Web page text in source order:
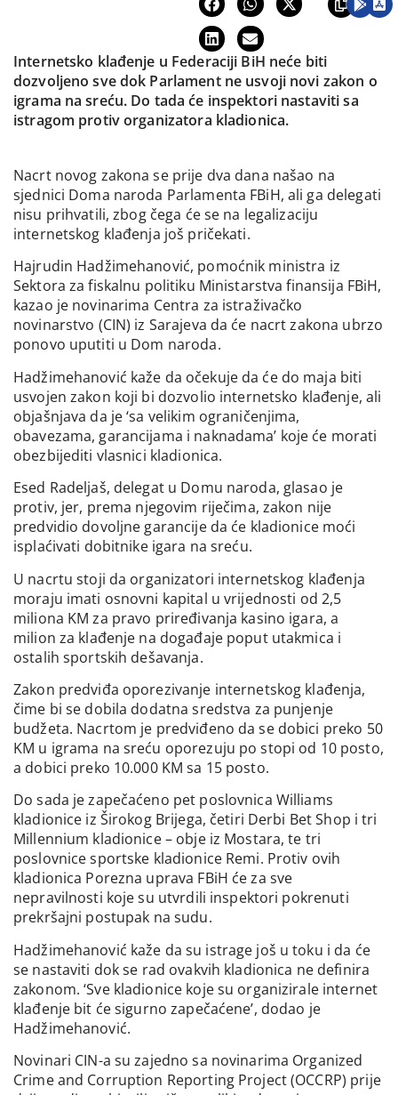
Internetsko klađenje u Federaciji BiH neće biti
dozvoljeno sve dok Parlament ne usvoji novi zakon o
igrama na sreću. Do tada će inspektori nastaviti sa
istragom protiv organizatora kladionica.
Nacrt novog zakona se prije dva dana našao na
sjednici Doma naroda Parlamenta FBiH, ali ga delegati
nisu prihvatili, zbog čega će se na legalizaciju
internetskog klađenja još pričekati.
Hajrudin Hadžimehanović, pomoćnik ministra iz
Sektora za fiskalnu politiku Ministarstva finansija FBiH,
kazao je novinarima Centra za istraživačko
novinarstvo (CIN) iz Sarajeva da će nacrt zakona ubrzo
ponovo uputiti u Dom naroda.
Hadžimehanović kaže da očekuje da će do maja biti
usvojen zakon koji bi dozvolio internetsko klađenje, ali
objašnjava da je ‘sa velikim ograničenjima,
obavezama, garancijama i naknadama’ koje će morati
obezbijediti vlasnici kladionica.
Esed Radeljaš, delegat u Domu naroda, glasao je
protiv, jer, prema njegovim riječima, zakon nije
predvidio dovoljne garancije da će kladionice moći
isplaćivati dobitnike igara na sreću.
U nacrtu stoji da organizatori internetskog klađenja
moraju imati osnovni kapital u vrijednosti od 2,5
miliona KM za pravo priređivanja kasino igara, a
milion za klađenje na događaje poput utakmica i
ostalih sportskih dešavanja.
Zakon predviđa oporezivanje internetskog klađenja,
čime bi se dobila dodatna sredstva za punjenje
budžeta. Nacrtom je predviđeno da se dobici preko 50
KM u igrama na sreću oporezuju po stopi od 10 posto,
a dobici preko 10.000 KM sa 15 posto.
Do sada je zapečaćeno pet poslovnica Williams
kladionice iz Širokog Brijega, četiri Derbi Bet Shop i tri
Millennium kladionice – obje iz Mostara, te tri
poslovnice sportske kladionice Remi. Protiv ovih
kladionica Porezna uprava FBiH će za sve
nepravilnosti koje su utvrdili inspektori pokrenuti
prekršajni postupak na sudu.
Hadžimehanović kaže da su istrage još u toku i da će
se nastaviti dok se rad ovakvih kladionica ne definira
zakonom. ‘Sve kladionice koje su organizirale internet
klađenje bit će sigurno zapečaćene’, dodao je
Hadžimehanović.
Novinari CIN-a su zajedno sa novinarima Organized
Crime and Corruption Reporting Project (OCCRP) prije